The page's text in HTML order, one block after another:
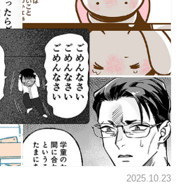
2025.10.23